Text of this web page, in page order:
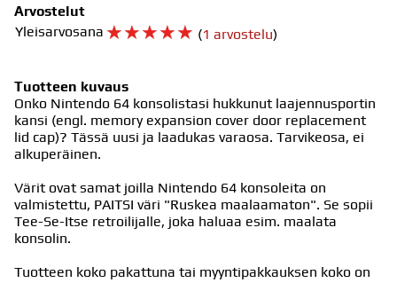
Arvostelut
Yleisarvosana ☆☆☆☆☆ (1 arvostelu)
Tuotteen kuvaus
Onko Nintendo 64 konsolistasi hukkunut laajennusportin
kansi (engl. memory expansion cover door replacement
lid cap)? Tässä uusi ja laadukas varaosa. Tarvikeosa, ei
alkuperäinen.
Värit ovat samat joilla Nintendo 64 konsoleita on
valmistettu, PAITSI väri "Ruskea maalaamaton". Se sopii
Tee-Se-Itse retroilijalle, joka haluaa esim. maalata
konsolin.
Tuotteen koko pakattuna tai myyntipakkauksen koko on